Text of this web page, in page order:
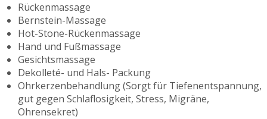
Rückenmassage
Bernstein-Massage
Hot-Stone-Rückenmassage
Hand und Fußmassage
Gesichtsmassage
Dekolleté- und Hals- Packung
Ohrkerzenbehandlung (Sorgt für Tiefenentspannung,
gut gegen Schlaflosigkeit, Stress, Migräne,
Ohrensekret)